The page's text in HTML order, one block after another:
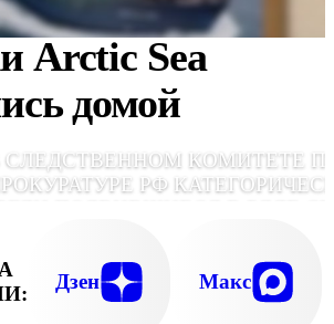
Arctic Sea
домой
СЛЕДСТВЕННОМ КОМИТЕТЕ
РФ
НА СУХОГРУЗЕ ARCTIC
Дзен Макс